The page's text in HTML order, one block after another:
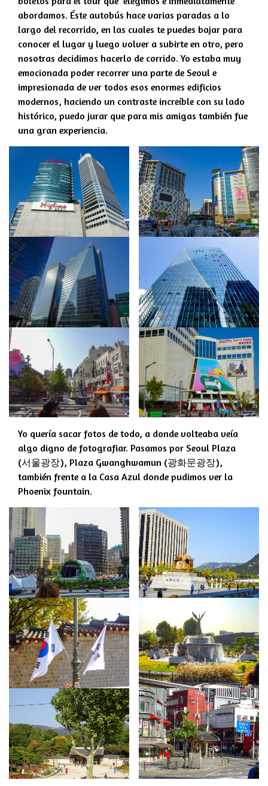
abordamos. Éste autobús hace varias paradas a lo
largo del recorrido, en las cuales te puedes bajar para
conocer el lugar y luego volver a subirte en otro, pero
nosotras decidimos hacerlo de corrido. Yo estaba muy
emocionada poder recorrer una parte de Seoul e
impresionada de ver todos esos enormes edificios
modernos, haciendo un contraste increíble con su lado
histórico, puedo jurar que para mis amigas también fue
una gran experiencia.
Yo quería sacar fotos de todo, a donde volteaba veía
algo digno de fotografiar. Pasamos por Seoul Plaza
(서울광장), Plaza Gwanghwamun (광화문광장),
también frente a la Casa Azul donde pudimos ver la
Phoenix fountain.